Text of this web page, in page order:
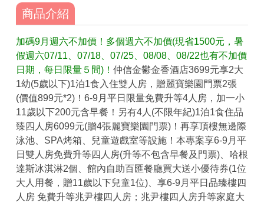
商品介紹
加碼9月週六不加價！多個週六不加價(現省1500元，暑
假週六07/11、07/18、07/25、08/08、08/22也有不加價
日期，每日限量５間)！ 仲信金鬱金香酒店3699元享2大
1幼(5歲以下)1泊1食入住雙人房，贈麗寶樂園門票2張
(價值899元*2)！6-9月平日限量免費升等4人房，加一小
11歲以下200元含早餐！另有4人(不限年紀)1泊1食住品
臻四人房6099元(贈4張麗寶樂園門票)！再享頂樓無邊際
泳池、SPA烤箱、兒童遊戲室等設施！本專案享6-9月平
日雙人房免費升等四人房(升等不包含早餐及門票)、哈根
達斯冰淇淋2個、館內自助百匯餐廳買大送小優待券(1位
大人用餐，贈11歲以下兒童1位)、享6-9月平日品臻樓四
人房 免費升等兆尹樓四人房；兆尹樓四人房升等家庭大